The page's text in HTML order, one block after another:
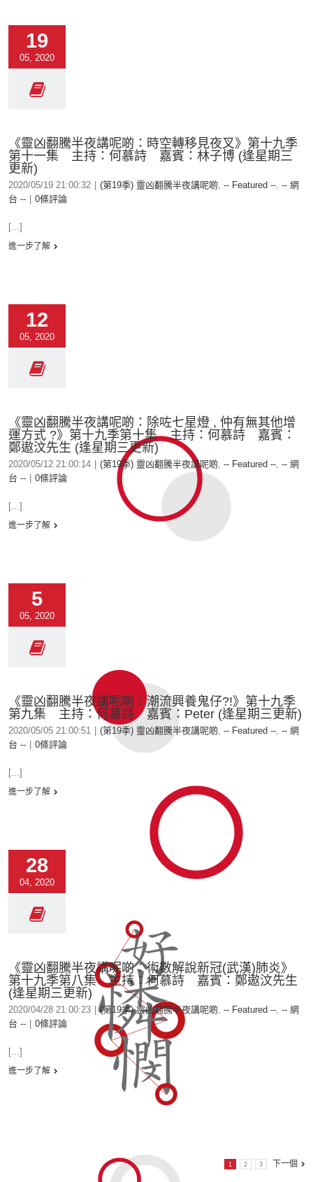
19
05, 2020
《靈凶翻騰半夜講呢啲：時空轉移見夜叉》第十九季
第十一集 主持：何慕詩 嘉賓：林子博 (逢星期三
更新)
2020/05/19 21:00:32 (第19季) 靈凶翻騰半夜講呢啲, -- Featured --, -- 網
台 --
0條評論
[...]
進一步了解
12
05, 2020
《靈凶翻騰半夜講呢啲：除咗七星燈 , 仲有無其他增
運方式 ?》第十九季第十集 主持：何慕詩 嘉賓：
鄭遨汶先生 (逢星期三更新)
2020/05/12 21:00:14 (第19季) 靈凶翻騰半夜講呢啲, -- Featured --, -- 網
台 --
0條評論
[...]
進一步了解
5
05, 2020
《靈凶翻騰半夜講呢啲：潮流興養鬼仔?!》第十九季
第九集 主持：何慕詩 嘉賓：Peter (逢星期三更新)
2020/05/05 21:00:51 (第19季) 靈凶翻騰半夜講呢啲, -- Featured --, -- 網
台 --
0條評論
[...]
進一步了解
28
04, 2020
《靈凶翻騰半夜講呢啲：術數解說新冠(武漢)肺炎》
第十九季第八集 主持：何慕詩 嘉賓：鄭遨汶先生
(逢星期三更新)
2020/04/28 21:00:23 (第19季) 靈凶翻騰半夜講呢啲, -- Featured --, -- 網
台 --
0條評論
[...]
進一步了解
1 2 3 下一個